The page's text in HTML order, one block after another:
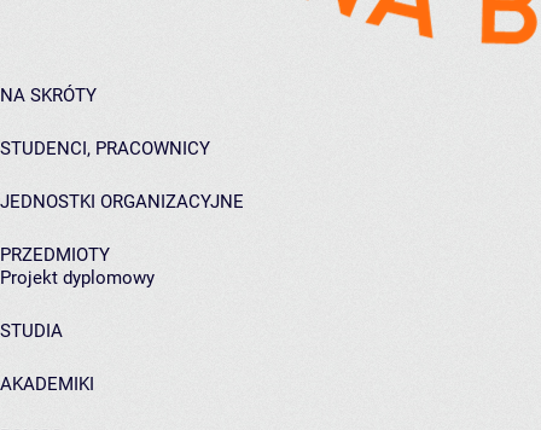
NA SKRÓTY
STUDENCI, PRACOWNICY
JEDNOSTKI ORGANIZACYJNE
PRZEDMIOTY
Projekt dyplomowy
STUDIA
AKADEMIKI